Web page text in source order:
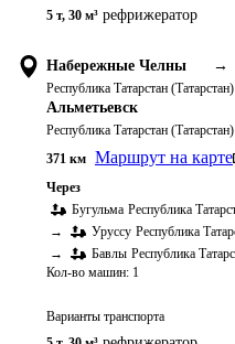
5 т, 30 м³ рефрижератор
Набережные Челны →
Республика Татарстан (Татарстан)
Альметьевск
Республика Татарстан (Татарстан)
371 км Маршрут на карте
Через
Бугульма Республика
→
Уруссу Республика
→
Бавлы Республика
Кол-во машин: 1
Варианты транспорта